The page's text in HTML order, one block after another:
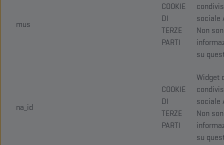
mus
COOKIE
DI
TERZE
PARTI
sociale
Non
su
na_id
COOKIE
DI
TERZE
PARTI
Widget
sociale
Non
su